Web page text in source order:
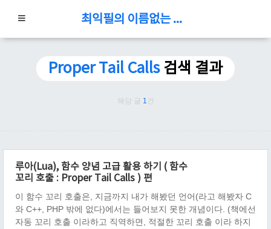
최익필의 이름없는 블로그
Proper Tail Calls 검색 결과
해당 글 1 건
루아(Lua), 함수 양념 고급 활용 하기 ( 함수
꼬리 호출 : Proper Tail Calls ) 편
이 함수 꼬리 호출은, 지금까지 내가 해봤던 언어(라고 해봤자 C
와 C++, PHP 밖에 없다)에서는 들어보지 못한 개념이다. (책에선
자동 꼬리 호출 이라하고 직역하면, 적절한 꼬리 호출 이라 하지